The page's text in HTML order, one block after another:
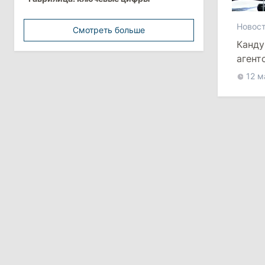
минимальной зарплатой
Политика
Анна Ревенко уходит с поста главы
Смотреть больше
ДПМ
12